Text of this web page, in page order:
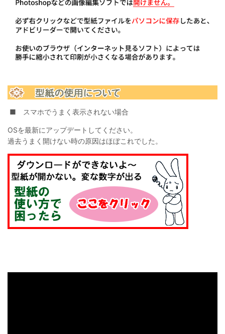
■ スマホでうまく表示されない場合
OSを最新にアップデートしてください。
過去うまく開けない時の原因はほぼこれでした。